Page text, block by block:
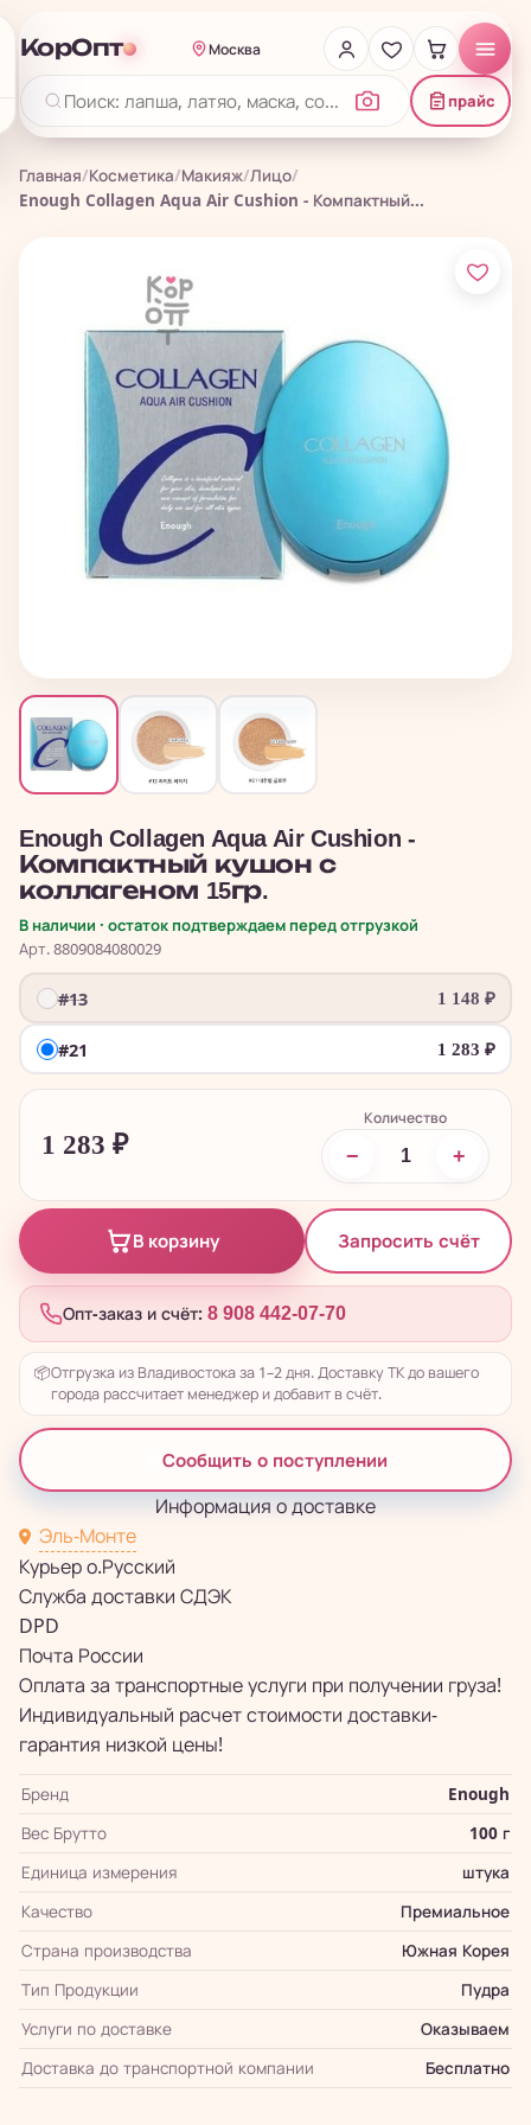
КорОпт Москва
прайс
Главная/Косметика/Макияж/Лицо/
Enough Collagen Aqua Air Cushion - Компактный...
Enough Collagen Aqua Air Cushion -
Компактный кушон с
коллагеном 15гр.
В наличии · остаток подтверждаем перед отгрузкой
Арт. 8809084080029
#13 1 148 ₽
#21 1 283 ₽
1 283 ₽
Количество
− +
В корзину Запросить счёт
Опт-заказ и счёт: 8 908 442-07-70
📦Отгрузка из Владивостока за 1–2 дня. Доставку ТК до вашего
города рассчитает менеджер и добавит в счёт.
Сообщить о поступлении
Информация о доставке
Эль-Монте
Курьер о.Русский
Служба доставки СДЭК
DPD
Почта России
Оплата за транспортные услуги при получении груза!
Индивидуальный расчет стоимости доставки-
гарантия низкой цены!
Бренд
Enough
Вес Брутто
100 г
Единица измерения
штука
Качество
Премиальное
Страна производства
Южная Корея
Тип Продукции
Пудра
Услуги по доставке
Оказываем
Доставка до транспортной компании
Бесплатно